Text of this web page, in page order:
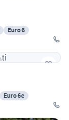
Euro 6
Euro 6e